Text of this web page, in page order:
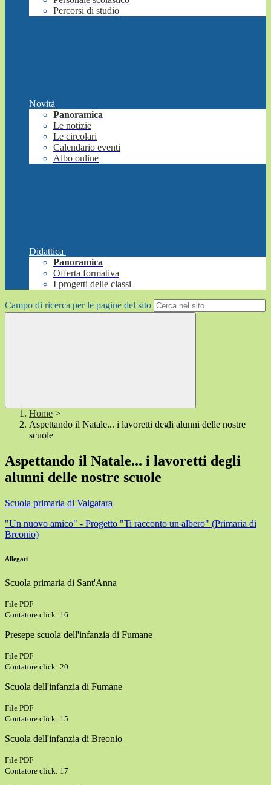
Percorsi di studio
Novità
Panoramica
Le notizie
Le circolari
Calendario eventi
Albo online
Didattica
Panoramica
Offerta formativa
I progetti delle classi
Campo di ricerca per le pagine del sito
Home >
Aspettando il Natale... i lavoretti degli alunni delle nostre
scuole
Aspettando il Natale... i lavoretti degli
alunni delle nostre scuole
Scuola primaria di Valgatara
"Un nuovo amico" - Progetto "Ti racconto un albero" (Primaria di
Breonio)
Allegati
Scuola primaria di Sant'Anna
File PDF
Contatore click: 16
Presepe scuola dell'infanzia di Fumane
File PDF
Contatore click: 20
Scuola dell'infanzia di Fumane
File PDF
Contatore click: 15
Scuola dell'infanzia di Breonio
File PDF
Contatore click: 17